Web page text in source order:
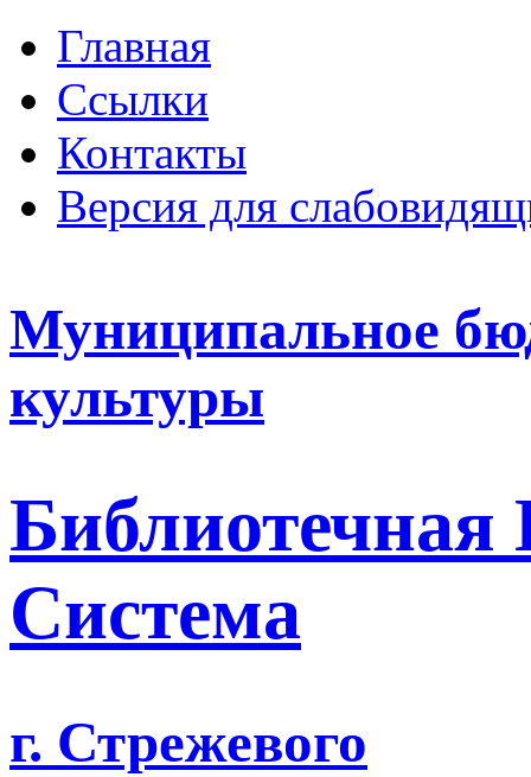
Главная
Ссылки
Контакты
Версия для
Муниципальное
культуры
Система
г. Стрежевого